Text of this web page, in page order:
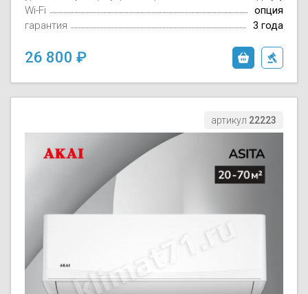
Wi-Fi
опция
гарантия
3 года
26 800
артикул 22223